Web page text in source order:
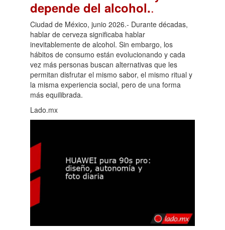
depende del alcohol..
Ciudad de México, junio 2026.- Durante décadas,
hablar de cerveza significaba hablar
inevitablemente de alcohol. Sin embargo, los
hábitos de consumo están evolucionando y cada
vez más personas buscan alternativas que les
permitan disfrutar el mismo sabor, el mismo ritual y
la misma experiencia social, pero de una forma
más equilibrada.
Lado.mx